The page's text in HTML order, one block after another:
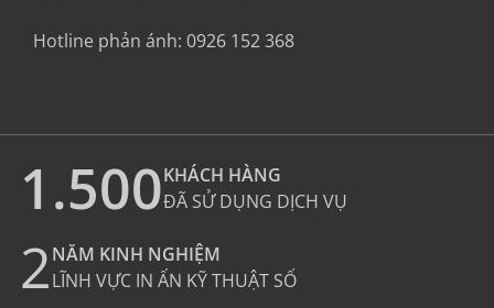
Hotline phản ánh: 0926 152 368
1.500KHÁCH HÀNG
ĐÃ SỬ DỤNG DỊCH VỤ
2NĂM KINH NGHIỆM
LĨNH VỰC IN ẤN KỸ THUẬT SỐ